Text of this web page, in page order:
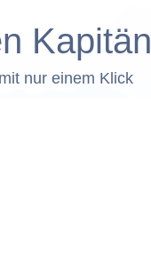
Kapitän
nur einem Klick